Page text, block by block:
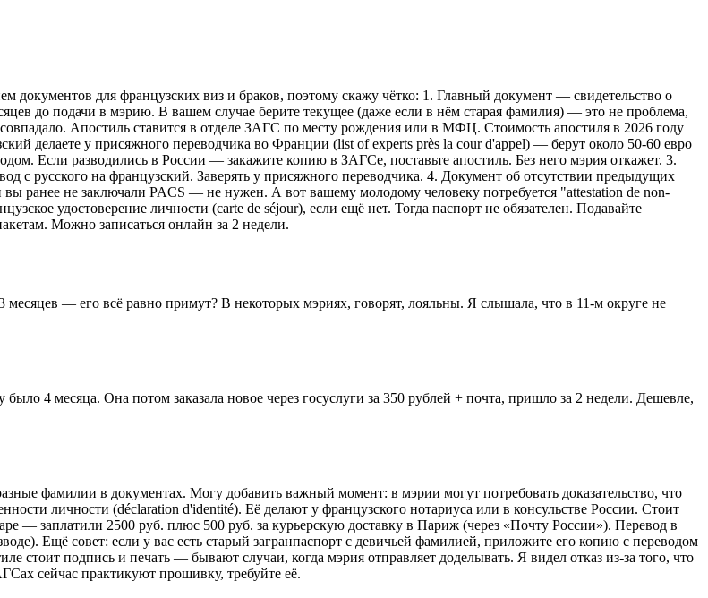
для французских виз и браков, поэтому скажу чётко: 1. Главный документ — свидетельство о
до подачи в мэрию. В вашем случае берите текущее (даже если в нём старая фамилия) — это не проблема,
Апостиль ставится в отделе ЗАГС по месту рождения или в МФЦ. Стоимость апостиля в 2026 году
делаете у присяжного переводчика во Франции (list of experts près la cour d'appel) — берут около 50-60 евро
Если разводились в России — закажите копию в ЗАГСе, поставьте апостиль. Без него мэрия откажет. 3.
с русского на французский. Заверять у присяжного переводчика. 4. Документ об отсутствии предыдущих
ранее не заключали PACS — не нужен. А вот вашему молодому человеку потребуется "attestation de non-
удостоверение личности (carte de séjour), если ещё нет. Тогда паспорт не обязателен. Подавайте
Можно записаться онлайн за 2 недели.
— его всё равно примут? В некоторых мэриях, говорят, лояльны. Я слышала, что в 11-м округе не
4 месяца. Она потом заказала новое через госуслуги за 350 рублей + почта, пришло за 2 недели. Дешевле,
фамилии в документах. Могу добавить важный момент: в мэрии могут потребовать доказательство, что
личности (déclaration d'identité). Её делают у французского нотариуса или в консульстве России. Стоит
— заплатили 2500 руб. плюс 500 руб. за курьерскую доставку в Париж (через «Почту России»). Перевод в
Ещё совет: если у вас есть старый загранпаспорт с девичьей фамилией, приложите его копию с переводом
стоит подпись и печать — бывают случаи, когда мэрия отправляет доделывать. Я видел отказ из-за того, что
сейчас практикуют прошивку, требуйте её.